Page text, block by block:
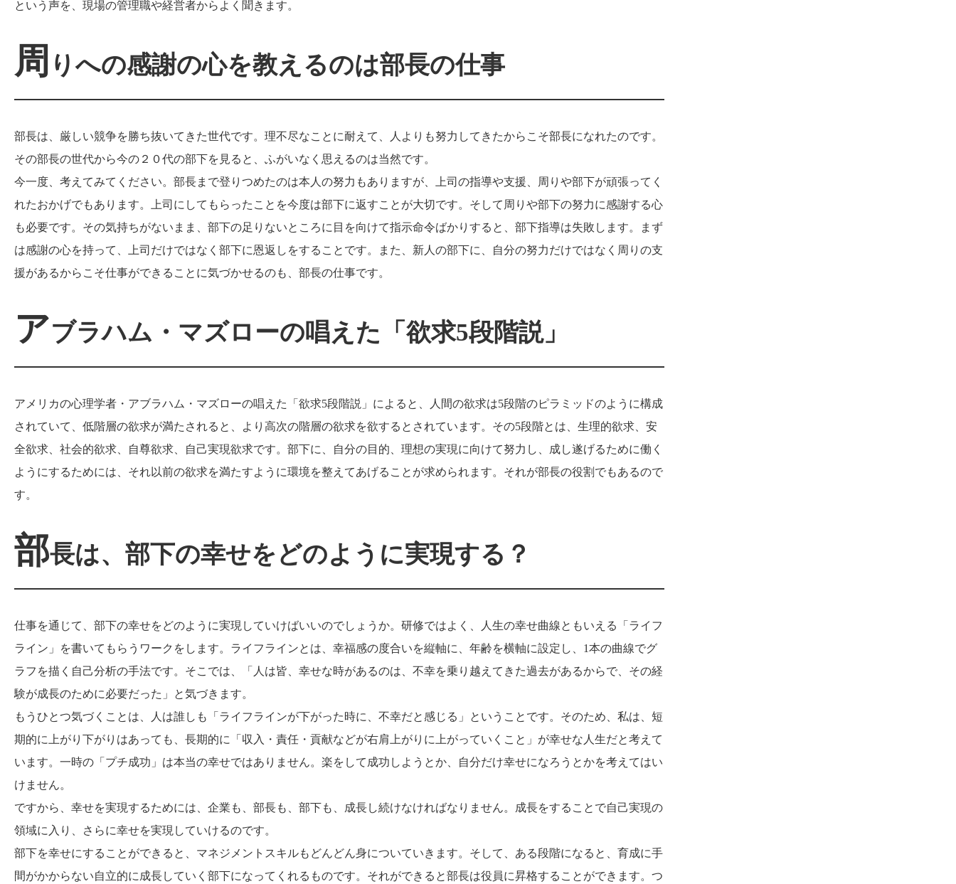
という声を、現場の管理職や経営者からよく聞きます。
周 りへの感謝の心を教えるのは部長の仕事
部長は、厳しい競争を勝ち抜いてきた世代です。理不尽なことに耐えて、人よりも努力してきたからこそ部長になれたのです。
その部長の世代から今の２０代の部下を見ると、ふがいなく思えるのは当然です。
今一度、考えてみてください。部長まで登りつめたのは本人の努力もありますが、上司の指導や支援、周りや部下が頑張ってく
れたおかげでもあります。上司にしてもらったことを今度は部下に返すことが大切です。そして周りや部下の努力に感謝する心
も必要です。その気持ちがないまま、部下の足りないところに目を向けて指示命令ばかりすると、部下指導は失敗します。まず
は感謝の心を持って、上司だけではなく部下に恩返しをすることです。また、新人の部下に、自分の努力だけではなく周りの支
援があるからこそ仕事ができることに気づかせるのも、部長の仕事です。
アブラハム・マズローの唱えた「欲求5段階説」
アメリカの心理学者・アブラハム・マズローの唱えた「欲求5段階説」によると、人間の欲求は5段階のピラミッドのように構成
されていて、低階層の欲求が満たされると、より高次の階層の欲求を欲するとされています。その5段階とは、生理的欲求、安
全欲求、社会的欲求、自尊欲求、自己実現欲求です。部下に、自分の目的、理想の実現に向けて努力し、成し遂げるために働く
ようにするためには、それ以前の欲求を満たすように環境を整えてあげることが求められます。それが部長の役割でもあるので
す。
部長は、部下の幸せをどのように実現する？
仕事を通じて、部下の幸せをどのように実現していけばいいのでしょうか。研修ではよく、人生の幸せ曲線ともいえる「ライフ
ライン」を書いてもらうワークをします。ライフラインとは、幸福感の度合いを縦軸に、年齢を横軸に設定し、1本の曲線でグ
ラフを描く自己分析の手法です。そこでは、「人は皆、幸せな時があるのは、不幸を乗り越えてきた過去があるからで、その経
験が成長のために必要だった」と気づきます。
もうひとつ気づくことは、人は誰しも「ライフラインが下がった時に、不幸だと感じる」ということです。そのため、私は、短
期的に上がり下がりはあっても、長期的に「収入・責任・貢献などが右肩上がりに上がっていくこと」が幸せな人生だと考えて
います。一時の「プチ成功」は本当の幸せではありません。楽をして成功しようとか、自分だけ幸せになろうとかを考えてはい
けません。
ですから、幸せを実現するためには、企業も、部長も、部下も、成長し続けなければなりません。成長をすることで自己実現の
領域に入り、さらに幸せを実現していけるのです。
部下を幸せにすることができると、マネジメントスキルもどんどん身についていきます。そして、ある段階になると、育成に手
間がかからない自立的に成長していく部下になってくれるものです。それができると部長は役員に昇格することができます。つ